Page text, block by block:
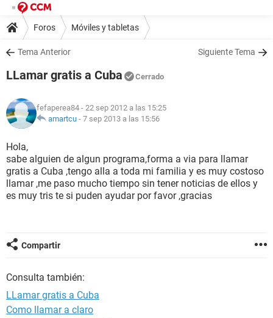
Foros Móviles y tabletas
Tema Anterior Siguiente Tema
LLamar gratis a Cuba Cerrado
fefaperea84 - 22 sep 2012 a las 15:25
amartcu - 7 sep 2013 a las 15:56
Hola,
sabe alguien de algun programa,forma a via para llamar
gratis a Cuba ,tengo alla a toda mi familia y es muy costoso
llamar ,me paso mucho tiempo sin tener noticias de ellos y
es muy tris te si puden ayudar por favor ,gracias
Compartir
Consulta también:
LLamar gratis a Cuba
Como llamar a claro